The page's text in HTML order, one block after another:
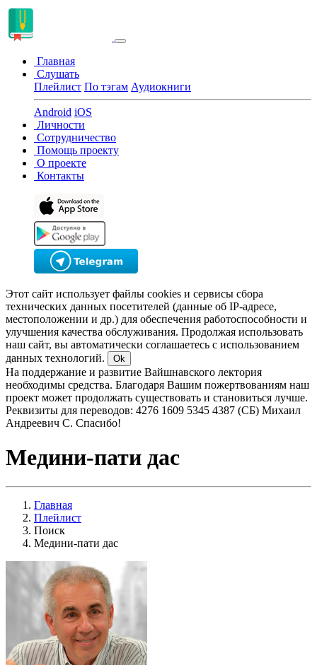
Главная
Слушать
Плейлист По тэгам Аудиокниги
Android iOS
Личности
Сотрудничество
Помощь проекту
О проекте
Контакты
Этот сайт использует файлы cookies и сервисы сбора
технических данных посетителей (данные об IP-адресе,
местоположении и др.) для обеспечения работоспособности и
улучшения качества обслуживания. Продолжая использовать
наш сайт, вы автоматически соглашаетесь с использованием
данных технологий.
Ok
На поддержание и развитие Вайшнавского лектория
необходимы средства. Благодаря Вашим пожертвованиям наш
проект может продолжать существовать и становиться лучше.
Реквизиты для переводов: 4276 1609 5345 4387 (СБ) Михаил
Андреевич С. Спасибо!
Медини-пати дас
Главная
Плейлист
Поиск
Медини-пати дас